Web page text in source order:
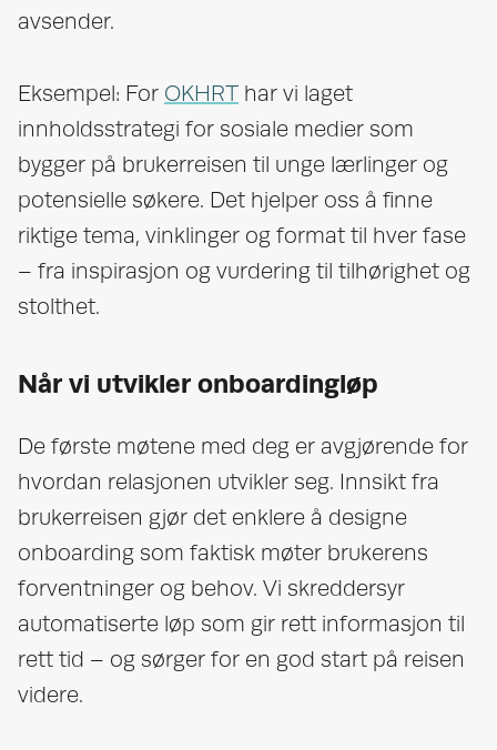
avsender.
Eksempel: For OKHRT har vi laget
innholdsstrategi for sosiale medier som
bygger på brukerreisen til unge lærlinger og
potensielle søkere. Det hjelper oss å finne
riktige tema, vinklinger og format til hver fase
– fra inspirasjon og vurdering til tilhørighet og
stolthet.
Når vi utvikler onboardingløp
De første møtene med deg er avgjørende for
hvordan relasjonen utvikler seg. Innsikt fra
brukerreisen gjør det enklere å designe
onboarding som faktisk møter brukerens
forventninger og behov. Vi skreddersyr
automatiserte løp som gir rett informasjon til
rett tid – og sørger for en god start på reisen
videre.